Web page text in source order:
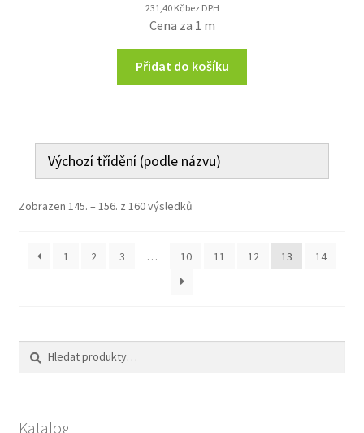
231,40 Kčbez DPH
Cena za 1 m
Přidat do košíku
Zobrazen 145. – 156. z 160 výsledků
1 2 3 … 10 11 12 13 14
Hledat:
Hledat
Katalog